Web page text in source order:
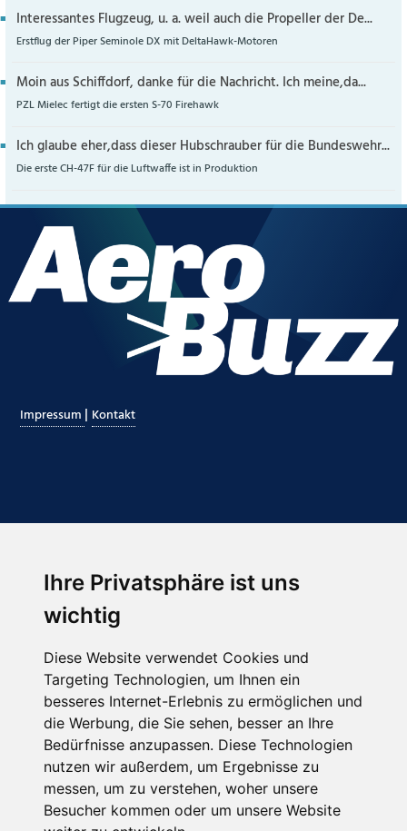
Ihre Privatsphäre ist uns
wichtig
Diese Website verwendet Cookies und
Targeting Technologien, um Ihnen ein
besseres Internet-Erlebnis zu ermöglichen und
die Werbung, die Sie sehen, besser an Ihre
Bedürfnisse anzupassen. Diese Technologien
nutzen wir außerdem, um Ergebnisse zu
messen, um zu verstehen, woher unsere
Besucher kommen oder um unsere Website
Interessantes Flugzeug, u. a. weil auch die Propeller der De...
Erstflug der Piper Seminole DX mit DeltaHawk-Motoren
Moin aus Schiffdorf, danke für die Nachricht. Ich meine,da...
PZL Mielec fertigt die ersten S-70 Firehawk
Ich glaube eher,dass dieser Hubschrauber für die Bundeswehr...
Die erste CH-47F für die Luftwaffe ist in Produktion
Impressum | Kontakt
Hier finden Sie uns auch
Abonnieren Sie unseren Newsletter
Email*